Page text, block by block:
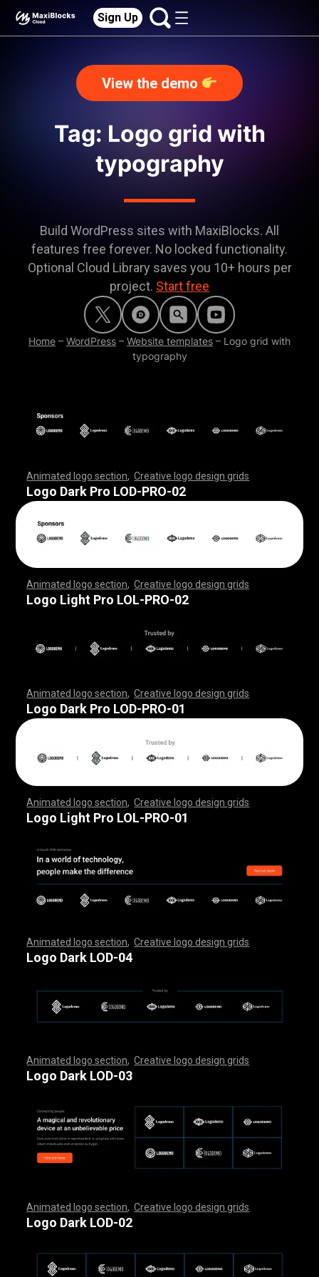
Sign Up
View the demo
Tag: Logo grid with
typography
Build WordPress sites with MaxiBlocks. All
features free forever. No locked functionality.
Optional Cloud Library saves you 10+ hours per
project. Start free
Home – WordPress – Website templates – Logo grid with
typography
Animated logo section ,Creative logo design grids
,,,,,,,,,,,,,,,,,,,,,,,, ,,,,,,,,,,,,,,,,,,,,,,,,,,,,
,,,,,,,,,,,,,,,,,,,,,,,, ,,,,,,,,,,,,,,,,,,,,,
Logo Dark Pro LOD-PRO-02
Animated logo section ,Creative logo design grids
,,,,,,,,,,,,,,,,,,,,,,,, ,,,,,,,,,,,,,,,,,,,,,,,,,,,,
,,,,,,,,,,,,,,,,,,,,,,,, ,,,,,,,,,,,,,,,,,,,,,
Logo Light Pro LOL-PRO-02
Animated logo section ,Creative logo design grids
,,,,,,,,,,,,,,,,,,,,,,,, ,,,,,,,,,,,,,,,,,,,,,,,,,,,,
,,,,,,,,,,,,,,,,,,,,,,,, ,,,,,,,,,,,,,,,,,,,,,
Logo Dark Pro LOD-PRO-01
Animated logo section ,Creative logo design grids
,,,,,,,,,,,,,,,,,,,,,,,, ,,,,,,,,,,,,,,,,,,,,,,,,,,,,
,,,,,,,,,,,,,,,,,,,,,,,, ,,,,,,,,,,,,,,,,,,,,,
Logo Light Pro LOL-PRO-01
Animated logo section ,Creative logo design grids
,,,,,,,,,,,,,,,,,,,,,,,, ,,,,,,,,,,,,,,,,,,,,,,,,,,,,
,,,,,,,,,,,,,,,,,,,,,,,, ,,,,,,,,,,,,,,,,,,,,,
Logo Dark LOD-04
Animated logo section ,Creative logo design grids
,,,,,,,,,,,,,,,,,,,,,,,, ,,,,,,,,,,,,,,,,,,,,,,,,,,,,
,,,,,,,,,,,,,,,,,,,,,,,, ,,,,,,,,,,,,,,,,,,,,,
Logo Dark LOD-03
Animated logo section ,Creative logo design grids
,,,,,,,,,,,,,,,,,,,,,,,, ,,,,,,,,,,,,,,,,,,,,,,,,,,,,
,,,,,,,,,,,,,,,,,,,,,,,, ,,,,,,,,,,,,,,,,,,,,,
Logo Dark LOD-02